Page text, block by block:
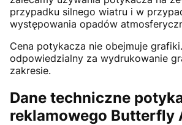
przypadku silnego wiatru i w
występowania opadów
Cena potykacza nie obejmuje
odpowiedzialny za wydrukowanie
zakresie.
Dane techniczne
reklamowego Butterfly